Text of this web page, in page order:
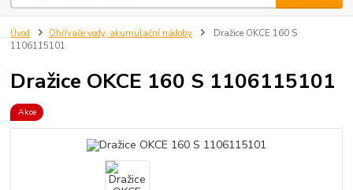
Úvod Ohřívače vody, akumulační nádoby
Dražice OKCE 160 S
1106115101
Dražice OKCE 160 S 1106115101
Akce